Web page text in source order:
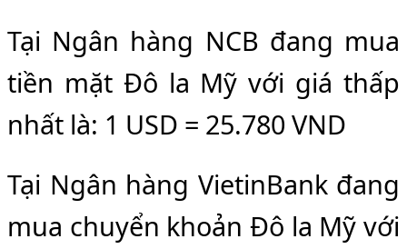
Tại Ngân hàng NCB đang mua
tiền mặt Đô la Mỹ với giá thấp
nhất là: 1 USD = 25.780 VND
Tại Ngân hàng VietinBank đang
mua chuyển khoản Đô la Mỹ với